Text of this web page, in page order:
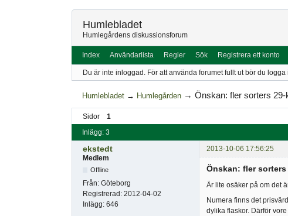
Humlebladet
Humlegårdens diskussionsforum
Index Användarlista Regler Sök Registrera ett konto
Du är inte inloggad. För att använda forumet fullt ut bör du
Humlebladet → Humlegården →Önskan: fler sorters
Sidor 1
Inlägg: 3
ekstedt
2013-10-06 17:56:25
Medlem
Offline
Från: Göteborg
Registrerad: 2012-04-02
Inlägg: 646
Önskan: fler
Är lite osäker på om det
Numera finns det
dylika flaskor. Därför